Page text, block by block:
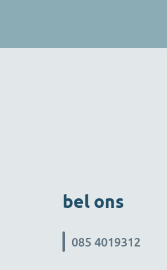
bel ons
085 4019312